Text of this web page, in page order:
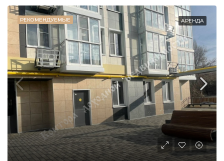
РЕКОМЕНДУЕМЫЕ АРЕНДА